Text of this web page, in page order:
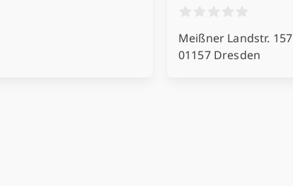
Meißner Landstr. 157
01157 Dresden